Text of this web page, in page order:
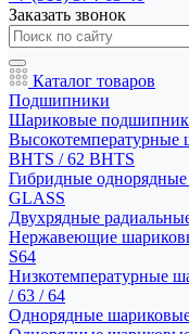
Заказать звонок
Каталог товаров
Подшипники
Шариковые
BHTS / 62 BHTS
Гибридные
GLASS
Двухрядные
Нержавеющие
S64
Низкотемпературные
/ 63 / 64
Однорядные